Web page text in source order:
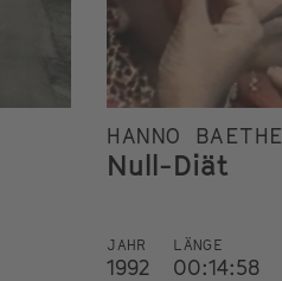
HANNO BAETHE
Null-Diät
JAHR
1992
LÄNGE
00:14:58